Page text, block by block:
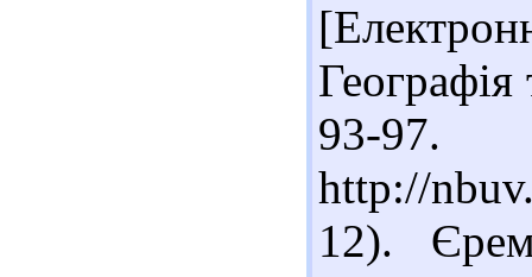
93-
http://
12).